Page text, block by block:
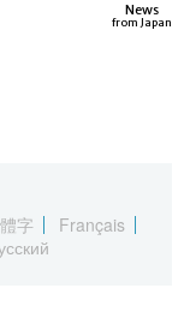
Images
News
from Japan
字
Français